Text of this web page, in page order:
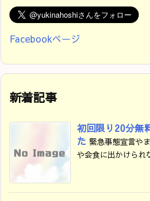
Facebookページ
新着記事
初回限り20分無
た 緊急事態宣言や
や会食に出かけられ